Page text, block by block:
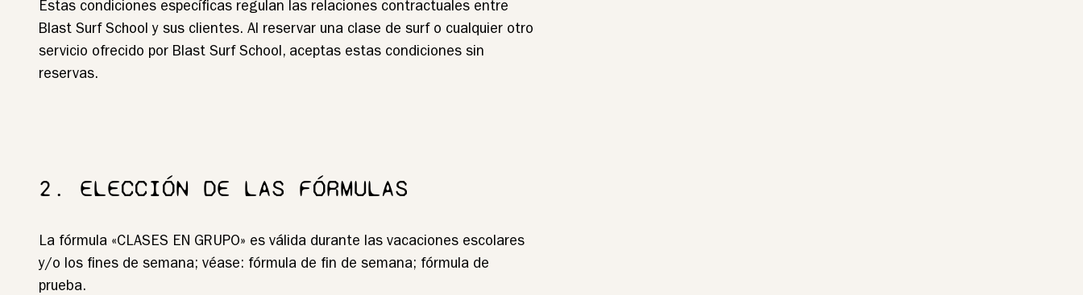
Estas condiciones específicas regulan las relaciones contractuales entre
Blast Surf School y sus clientes. Al reservar una clase de surf o cualquier otro
servicio ofrecido por Blast Surf School, aceptas estas condiciones sin
reservas.
2. ELECCIÓN DE LAS FÓRMULAS
La fórmula «CLASES EN GRUPO» es válida durante las vacaciones escolares
y/o los fines de semana; véase: fórmula de fin de semana; fórmula de
prueba.